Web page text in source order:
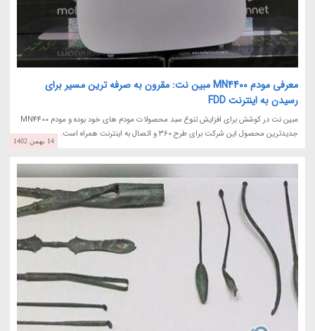
معرفی مودم MN4400 مبین نت: مقرون به صرفه ترین مسیر برای
رسیدن به اینترنت FDD
مبین نت در کوشش برای افزایش تنوع سبد محصولات مودم های خود بوده و مودم MN4400
جدیدترین محصول این شرکت برای طرح 360 و اتصال به اینترنت همراه است.
14 بهمن 1402